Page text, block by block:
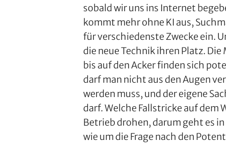
sobald wir uns ins Internet
kommt mehr ohne KI aus,
für verschiedenste Zwecke ein.
die neue Technik ihren Platz.
bis auf den Acker finden sich
darf man nicht aus den Augen
werden muss, und der eigene
darf. Welche Fallstricke auf dem
Betrieb drohen, darum geht es
wie um die Frage nach den